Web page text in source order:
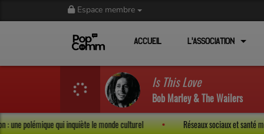
Espace membre
ACCUEIL L'ASSOCIATION
Is This Love
Bob Marley & The Wailers
: une polémique qui inquiète le monde culturel Réseaux sociaux et